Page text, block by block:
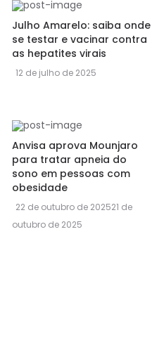
Julho Amarelo: saiba onde
se testar e vacinar contra
as hepatites virais
12 de julho de 2025
Anvisa aprova Mounjaro
para tratar apneia do
sono em pessoas com
obesidade
22 de outubro de 202521 de
outubro de 2025